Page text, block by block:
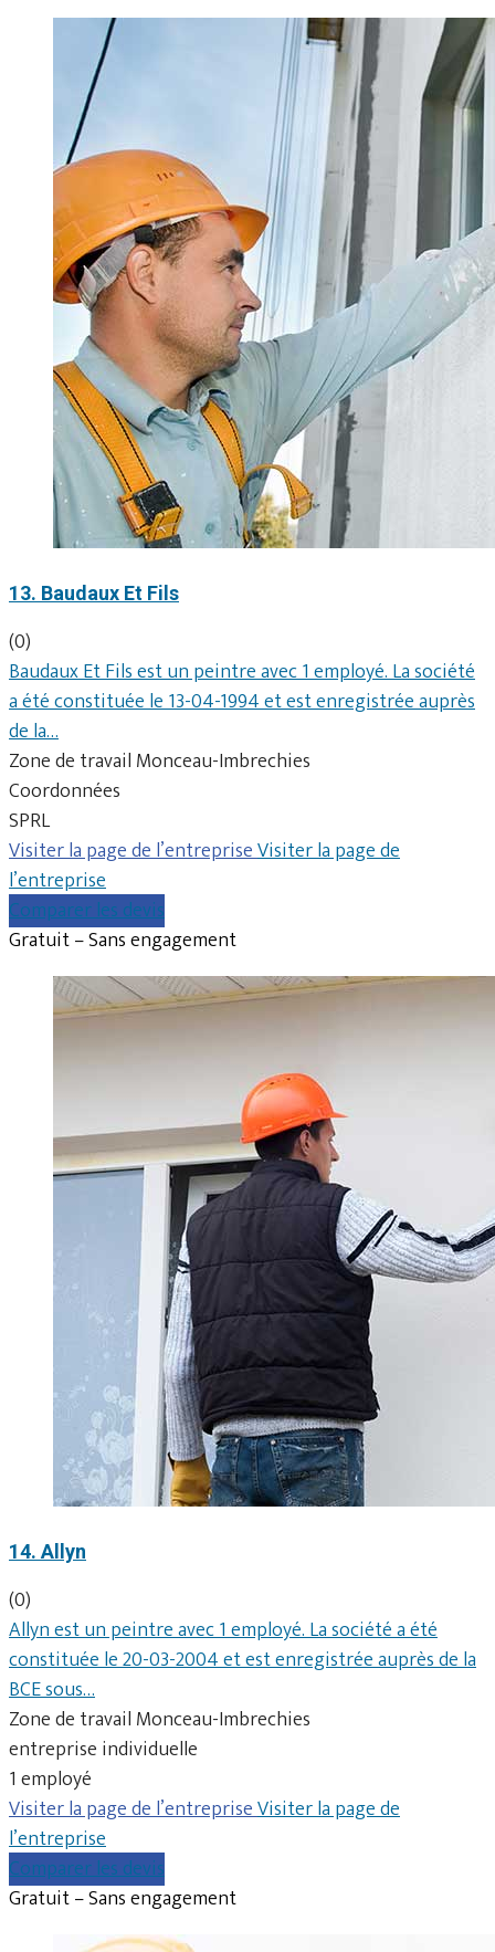
13. Baudaux Et Fils
(0)
Baudaux Et Fils est un peintre avec 1 employé. La société
a été constituée le 13-04-1994 et est enregistrée auprès
de la…
Zone de travail Monceau-Imbrechies
Coordonnées
SPRL
Visiter la page de l’entrepriseVisiter la page de
l’entreprise
Comparer les devis
Gratuit – Sans engagement
14. Allyn
(0)
Allyn est un peintre avec 1 employé. La société a été
constituée le 20-03-2004 et est enregistrée auprès de la
BCE sous…
Zone de travail Monceau-Imbrechies
entreprise individuelle
1 employé
Visiter la page de l’entrepriseVisiter la page de
l’entreprise
Comparer les devis
Gratuit – Sans engagement